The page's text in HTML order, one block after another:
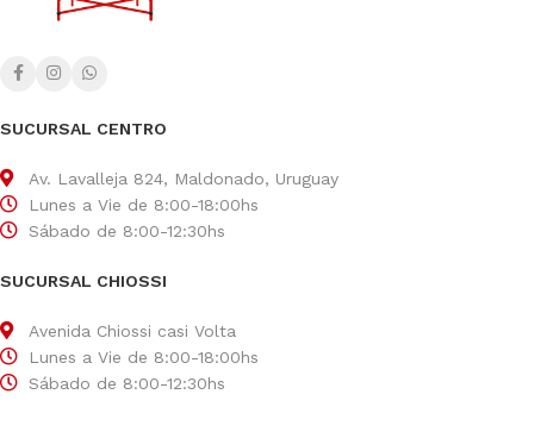
SUCURSAL CENTRO
Av. Lavalleja 824, Maldonado, Uruguay
Lunes a Vie de 8:00-18:00hs
Sábado de 8:00-12:30hs
SUCURSAL CHIOSSI
Avenida Chiossi casi Volta
Lunes a Vie de 8:00-18:00hs
Sábado de 8:00-12:30hs